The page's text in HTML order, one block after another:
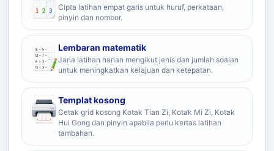
Cipta latihan empat garis untuk huruf, perkataan,
pinyin dan nombor.
Lembaran matematik
Jana latihan harian mengikut jenis dan jumlah soalan
untuk meningkatkan kelajuan dan ketepatan.
Templat kosong
Cetak grid kosong Kotak Tian Zi, Kotak Mi Zi, Kotak
Hui Gong dan pinyin apabila perlu kertas latihan
tambahan.